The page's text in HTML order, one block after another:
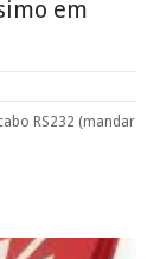
em
RS232 (mandar